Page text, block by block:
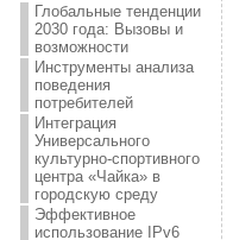
Глобальные тенденции
2030 года: Вызовы и
возможности
Инструменты анализа
поведения
потребителей
Интеграция
Универсального
культурно-спортивного
центра «Чайка» в
городскую среду
Эффективное
использование IPv6